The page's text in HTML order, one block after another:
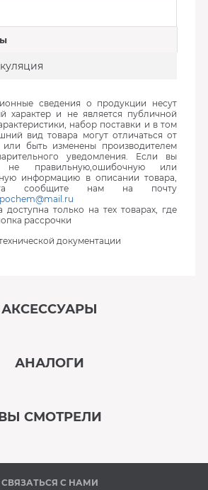
сведения о продукции несут
характер и не является публичной
набор поставки и в том
вид товара могут отличаться от
или быть изменены производителем
уведомления. Если вы
не правильную,ошибочную или
информацию в описании товара,
сообщите нам на почту
доступна только на тех товарах, где
рассрочки
документации
АКСЕССУАРЫ
АНАЛОГИ
СМОТРЕЛИ
В наличии
СВЯЗАТЬСЯ С НАМИ